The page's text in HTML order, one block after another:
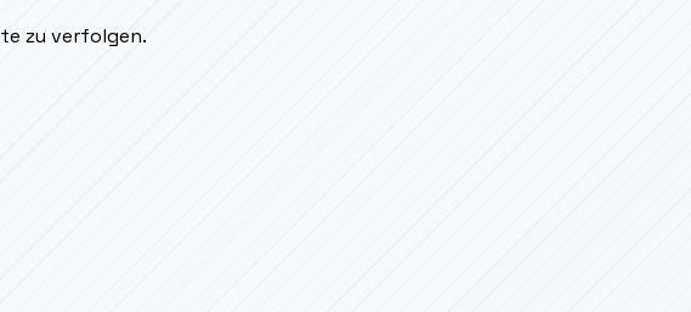
zu verfolgen.